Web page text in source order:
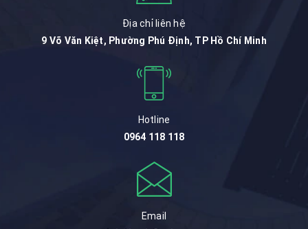
Địa chỉ liên hệ
9 Võ Văn Kiệt, Phường Phú Định, TP Hồ Chí Minh
Hotline
0964 118 118
Email